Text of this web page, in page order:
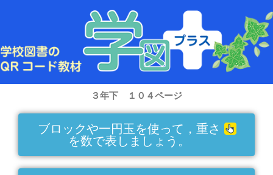
ス
キ
３年下 １０４ページ
ブロックや一円玉を使って，重さ
を数で表しましょう。